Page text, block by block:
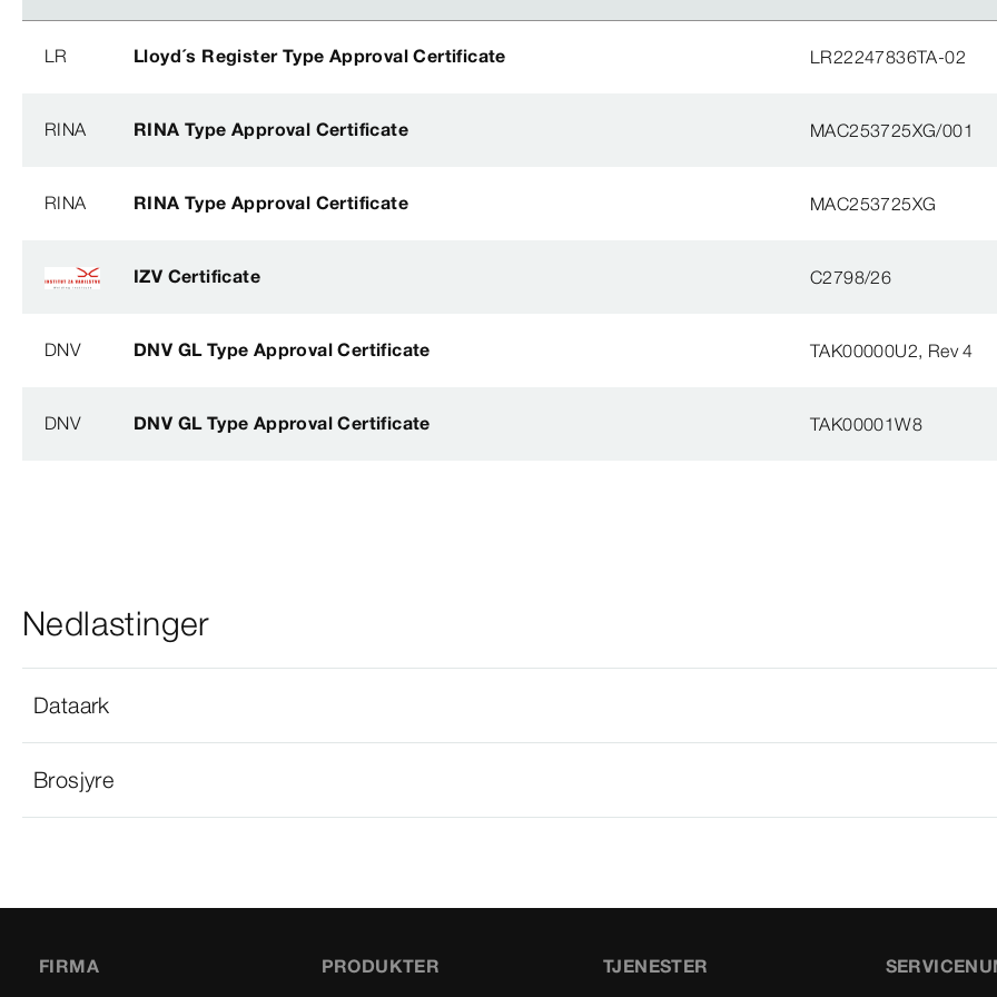
LR Lloyd´s Register Type Approval Certificate LR22247836TA-02
RINA RINA Type Approval Certificate MAC253725XG/001
RINA RINA Type Approval Certificate MAC253725XG
IZV Certificate C2798/26
DNV DNV GL Type Approval Certificate TAK00000U2, Rev 4
DNV DNV GL Type Approval Certificate TAK00001W8
Nedlastinger
Dataark
Brosjyre
FIRMA PRODUKTER TJENESTER